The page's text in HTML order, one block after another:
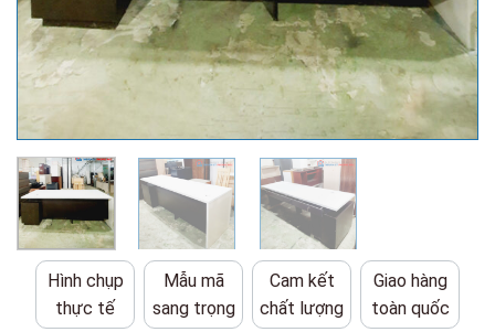
Hình chụp
thực tế
Mẫu mã
sang trọng
Cam kết
chất lượng
Giao hàng
toàn quốc